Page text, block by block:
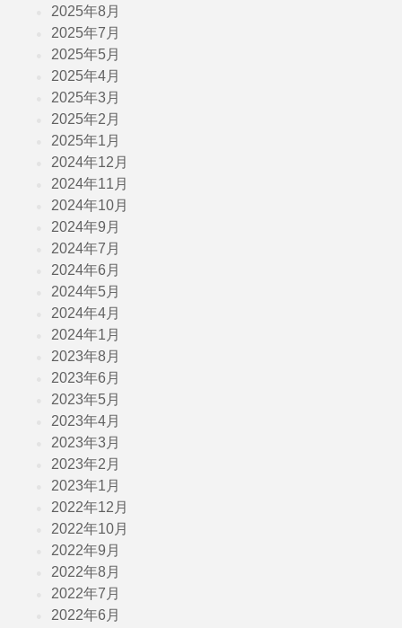
2025年8月
2025年7月
2025年5月
2025年4月
2025年3月
2025年2月
2025年1月
2024年12月
2024年11月
2024年10月
2024年9月
2024年7月
2024年6月
2024年5月
2024年4月
2024年1月
2023年8月
2023年6月
2023年5月
2023年4月
2023年3月
2023年2月
2023年1月
2022年12月
2022年10月
2022年9月
2022年8月
2022年7月
2022年6月